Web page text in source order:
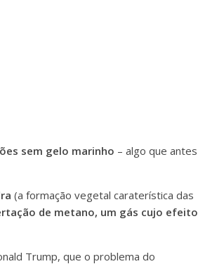
sem gelo marinho – algo que antes
(a formação vegetal caraterística das
de metano, um gás cujo efeito
Trump, que o problema do